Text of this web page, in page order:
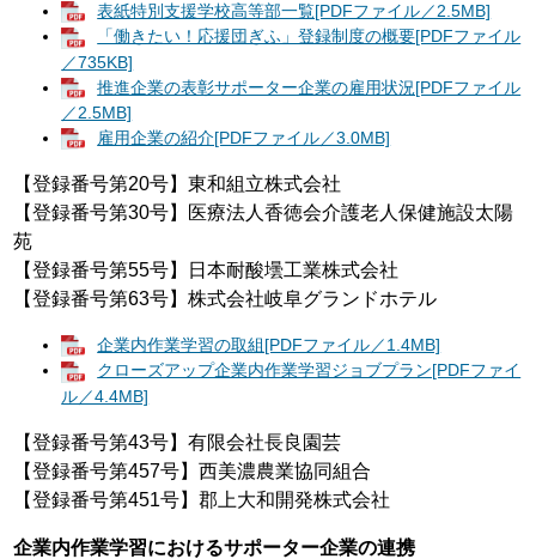
表紙特別支援学校高等部一覧[PDFファイル／2.5MB]
「働きたい！応援団ぎふ」登録制度の概要[PDFファイル
／735KB]
推進企業の表彰サポーター企業の雇用状況[PDFファイル
／2.5MB]
雇用企業の紹介[PDFファイル／3.0MB]
【登録番号第20号】東和組立株式会社
【登録番号第30号】医療法人香徳会介護老人保健施設太陽
苑
【登録番号第55号】日本耐酸壜工業株式会社
【登録番号第63号】株式会社岐阜グランドホテル
企業内作業学習の取組[PDFファイル／1.4MB]
クローズアップ企業内作業学習ジョブプラン[PDFファイ
ル／4.4MB]
【登録番号第43号】有限会社長良園芸
【登録番号第457号】西美濃農業協同組合
【登録番号第451号】郡上大和開発株式会社
企業内作業学習におけるサポーター企業の連携